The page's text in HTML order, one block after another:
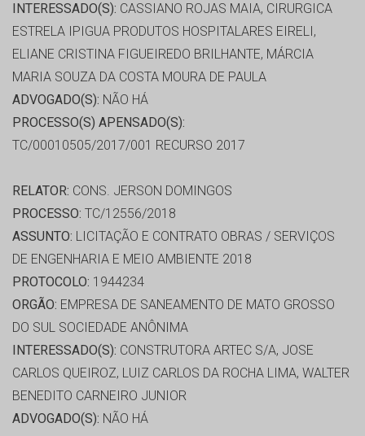
INTERESSADO(S): CASSIANO ROJAS MAIA, CIRURGICA
ESTRELA IPIGUA PRODUTOS HOSPITALARES EIRELI,
ELIANE CRISTINA FIGUEIREDO BRILHANTE, MÁRCIA
MARIA SOUZA DA COSTA MOURA DE PAULA
ADVOGADO(S): NÃO HÁ
PROCESSO(S) APENSADO(S):
TC/00010505/2017/001 RECURSO 2017
RELATOR: CONS. JERSON DOMINGOS
PROCESSO: TC/12556/2018
ASSUNTO: LICITAÇÃO E CONTRATO OBRAS / SERVIÇOS
DE ENGENHARIA E MEIO AMBIENTE 2018
PROTOCOLO: 1944234
ORGÃO: EMPRESA DE SANEAMENTO DE MATO GROSSO
DO SUL SOCIEDADE ANÔNIMA
INTERESSADO(S): CONSTRUTORA ARTEC S/A, JOSE
CARLOS QUEIROZ, LUIZ CARLOS DA ROCHA LIMA, WALTER
BENEDITO CARNEIRO JUNIOR
ADVOGADO(S): NÃO HÁ